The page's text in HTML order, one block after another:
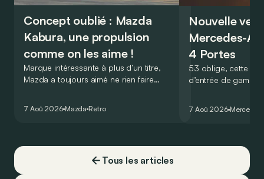
Concept oublié : Mazda
Kabura, une propulsion
comme on les aime !
Marque intéressante à plus d’un titre,
Mazda a toujours aimé ne rien faire
de la plus belle des manières…
7 Aoû 2026 Mazda Retro
Nouvelle
Mercedes-
4 Portes
53 oblige, cette
d’entrée de
moins…
7 Aoû 2026 Mercedes
Tous les articles